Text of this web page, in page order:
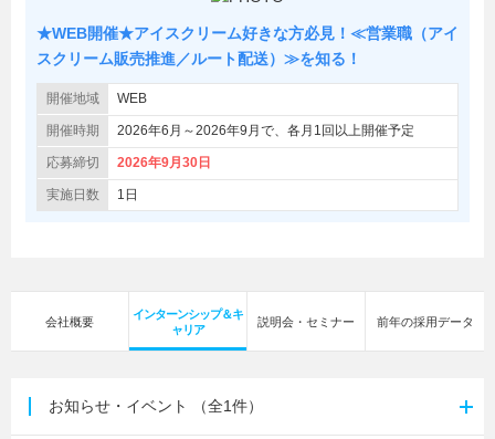
★WEB開催★アイスクリーム好きな方必見！≪営業職（アイ
スクリーム販売推進／ルート配送）≫を知る！
開催地域 WEB
開催時期 2026年6月～2026年9月で、各月1回以上開催予定
応募締切 2026年9月30日
実施日数 1日
会社概要
インターンシップ＆キ
ャリア
説明会・セミナー 前年の採用データ
お知らせ・イベント （全1件）